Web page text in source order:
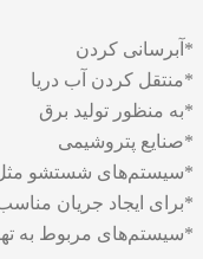
*آبرسانی کردن
*منتقل کردن آب دریا
*به منظور تولید برق
*صنایع پتروشیمی
*سیستم‌های شستشو
*برای ایجاد جریان
*سیستم‌های مربوط به